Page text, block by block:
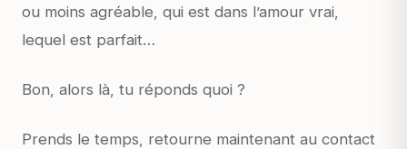
ou moins agréable, qui est dans l’amour vrai,
lequel est parfait…
Bon, alors là, tu réponds quoi ?
Prends le temps, retourne maintenant au contact